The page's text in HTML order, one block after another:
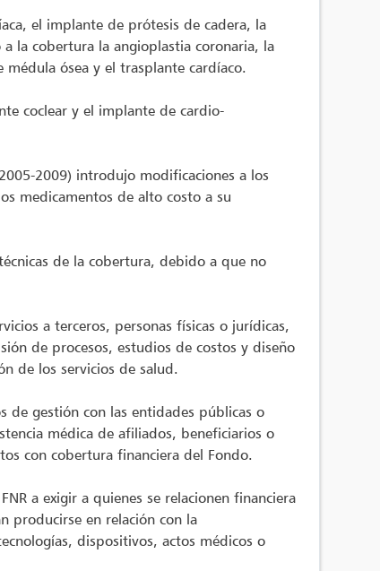
el implante de prótesis de cadera, la
la cobertura la angioplastia coronaria, la
ósea y el trasplante cardíaco.
coclear y el implante de cardio-
2009) introdujo modificaciones a los
medicamentos de alto costo a su
de la cobertura, debido a que no
a terceros, personas físicas o jurídicas,
de procesos, estudios de costos y diseño
de los servicios de salud.
de gestión con las entidades públicas o
médica de afiliados, beneficiarios o
con cobertura financiera del Fondo.
a exigir a quienes se relacionen financiera
producirse en relación con la
dispositivos, actos médicos o